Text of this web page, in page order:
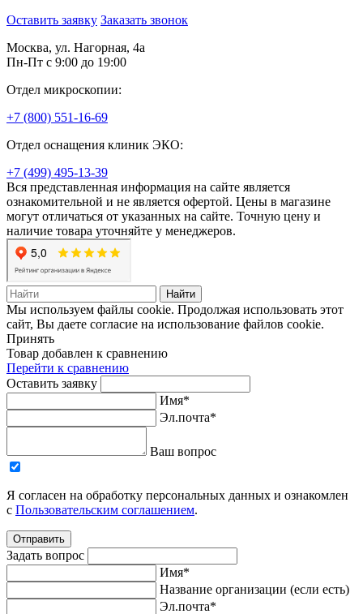
Оставить заявку Заказать звонок
Москва, ул. Нагорная, 4а
Пн-Пт с 9:00 до 19:00
Отдел микроскопии:
+7 (800) 551-16-69
Отдел оснащения клиник ЭКО:
+7 (499) 495-13-39
Вся представленная информация на сайте является
ознакомительной и не является офертой. Цены в магазине
могут отличаться от указанных на сайте. Точную цену и
наличие товара уточняйте у менеджеров.
Найти
Мы используем файлы cookie. Продолжая использовать этот
сайт, Вы даете согласие на использование файлов cookie.
Принять
Товар добавлен к сравнению
Перейти к сравнению
Оставить заявку
Имя*
Эл.почта*
Ваш вопрос
Я согласен на обработку персональных данных и ознакомлен
с Пользовательским соглашением.
Отправить
Задать вопрос
Имя*
Название организации (если есть)
Эл.почта*